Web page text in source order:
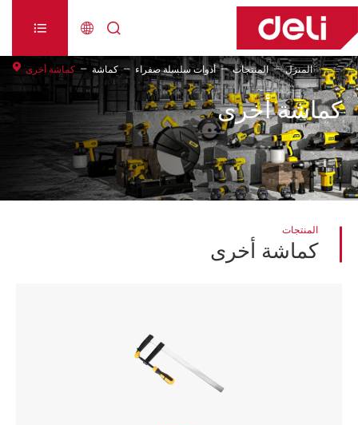



كماشة أخرى
المنزل المنتجات أدوات سلسلة صفراء كماشة كماشة أخرى
المنتجات
كماشة أخرى